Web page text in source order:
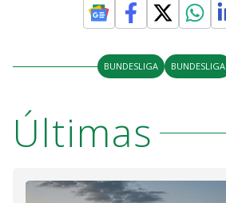
BUNDESLIGA BUNDESLIGA
Últimas